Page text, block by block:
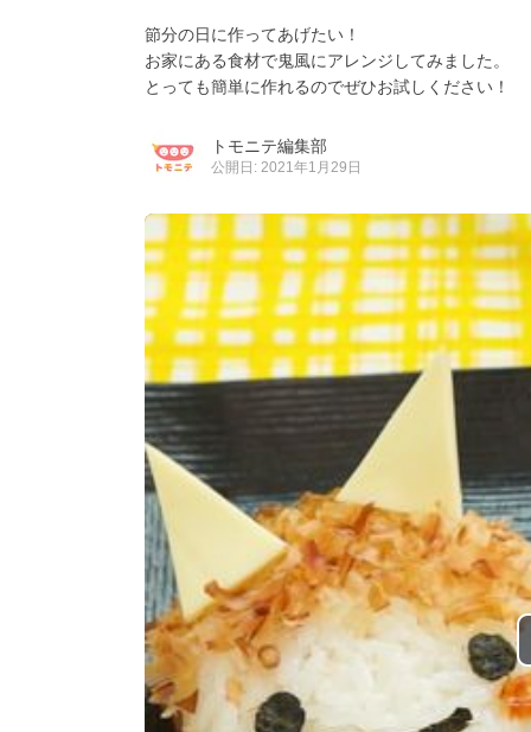
節分の日に作ってあげたい！
お家にある食材で鬼風にアレンジしてみました。
とっても簡単に作れるのでぜひお試しください！
トモニテ編集部
公開日: 2021年1月29日